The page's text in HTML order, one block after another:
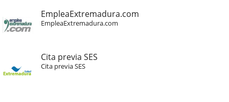
EmpleaExtremadura.com
EmpleaExtremadura.com
Cita previa SES
Cita previa SES